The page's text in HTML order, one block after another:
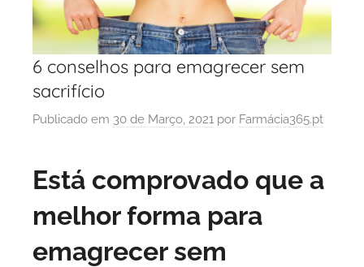
6 conselhos para emagrecer sem
sacrifício
Publicado em 30 de Março, 2021 por Farmácia365.pt
Está comprovado que a
melhor forma para
emagrecer sem